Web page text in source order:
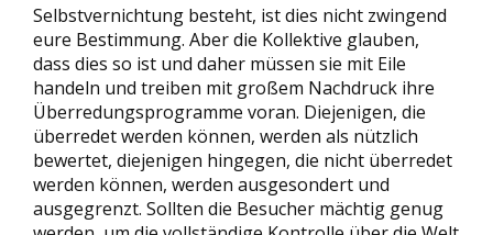
Selbstvernichtung besteht, ist dies nicht zwingend
eure Bestimmung. Aber die Kollektive glauben,
dass dies so ist und daher müssen sie mit Eile
handeln und treiben mit großem Nachdruck ihre
Überredungsprogramme voran. Diejenigen, die
überredet werden können, werden als nützlich
bewertet, diejenigen hingegen, die nicht überredet
werden können, werden ausgesondert und
ausgegrenzt. Sollten die Besucher mächtig genug